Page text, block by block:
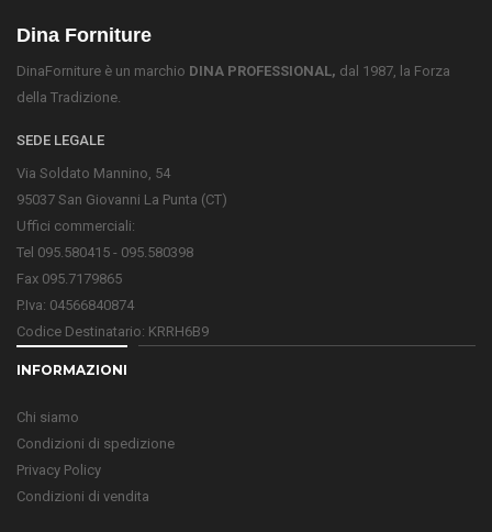
Dina Forniture
DinaForniture è un marchio DINA PROFESSIONAL, dal 1987, la Forza
della Tradizione.
SEDE LEGALE
Via Soldato Mannino, 54
95037 San Giovanni La Punta (CT)
Uffici commerciali:
Tel 095.580415 - 095.580398
Fax 095.7179865
P.Iva: 04566840874
Codice Destinatario: KRRH6B9
INFORMAZIONI
Chi siamo
Condizioni di spedizione
Privacy Policy
Condizioni di vendita